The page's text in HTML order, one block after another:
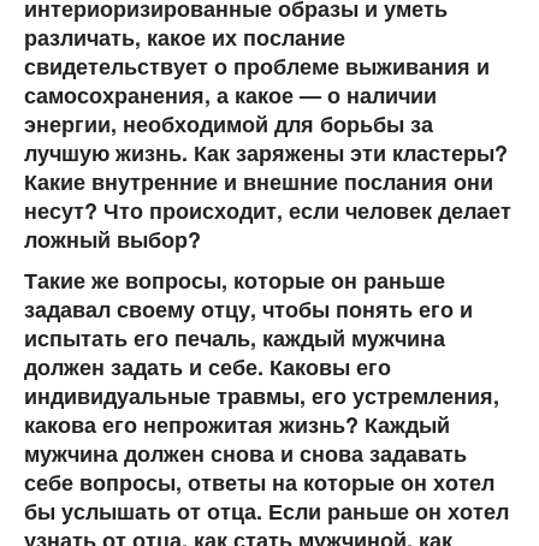
интериоризированные образы и уметь
различать, какое их послание
свидетельствует о проблеме выживания и
самосохранения, а какое — о наличии
энергии, необходимой для борьбы за
лучшую жизнь. Как заряжены эти кластеры?
Какие внутренние и внешние послания они
несут? Что происходит, если человек делает
ложный выбор?
Такие же вопросы, которые он раньше
задавал своему отцу, чтобы понять его и
испытать его печаль, каждый мужчина
должен задать и себе. Каковы его
индивидуальные травмы, его устремления,
какова его непрожитая жизнь? Каждый
мужчина должен снова и снова задавать
себе вопросы, ответы на которые он хотел
бы услышать от отца. Если раньше он хотел